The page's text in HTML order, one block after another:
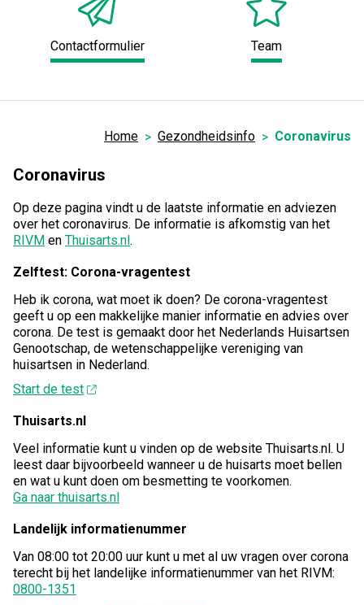
Contactformulier Team
Home Gezondheidsinfo Coronavirus
Coronavirus
Op deze pagina vindt u de laatste informatie en adviezen
over het coronavirus. De informatie is afkomstig van het
RIVM en Thuisarts.nl .
Zelftest: Corona-vragentest
Heb ik corona, wat moet ik doen? De corona-vragentest
geeft u op een makkelijke manier informatie en advies over
corona. De test is gemaakt door het Nederlands Huisartsen
Genootschap, de wetenschappelijke vereniging van
huisartsen in Nederland.
Start de test
Thuisarts.nl
Veel informatie kunt u vinden op de website Thuisarts.nl. U
leest daar bijvoorbeeld wanneer u de huisarts moet bellen
en wat u kunt doen om besmetting te voorkomen.
Ga naar thuisarts.nl
Landelijk informatienummer
Van 08:00 tot 20:00 uur kunt u met al uw vragen over corona
terecht bij het landelijke informatienummer van het RIVM:
0800-1351